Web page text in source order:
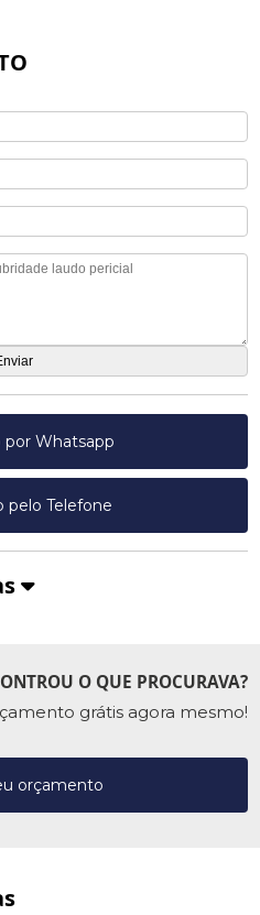
Whatsapp
pelo Telefone
O QUE PROCURAVA?
grátis agora mesmo!
orçamento